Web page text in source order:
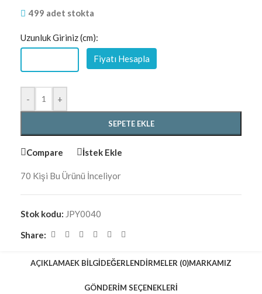
499 adet stokta
Uzunluk Giriniz (cm):
Fiyatı Hesapla
- +
SEPETE EKLE
Compare İstek Ekle
70 Kişi Bu Ürünü İnceliyor
Stok kodu: JPY0040
Share:
AÇIKLAMAEK BILGIDEĞERLENDIRMELER (0)MARKAMIZ
GÖNDERIM SEÇENEKLERI